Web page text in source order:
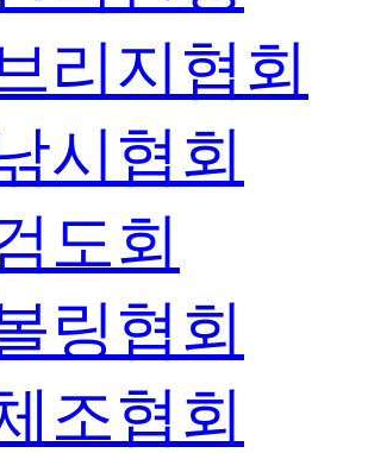
리지협회
시협회
도회
링협회
조협회